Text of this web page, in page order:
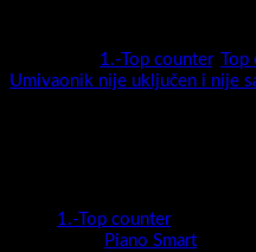
1.-Top counter, Top
Umivaonik nije uključen i nije
1.-Top counter
Piano Smart